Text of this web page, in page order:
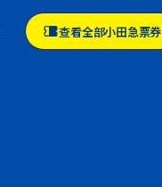
查看全部小田急票券